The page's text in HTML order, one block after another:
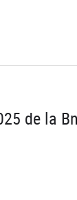
de la